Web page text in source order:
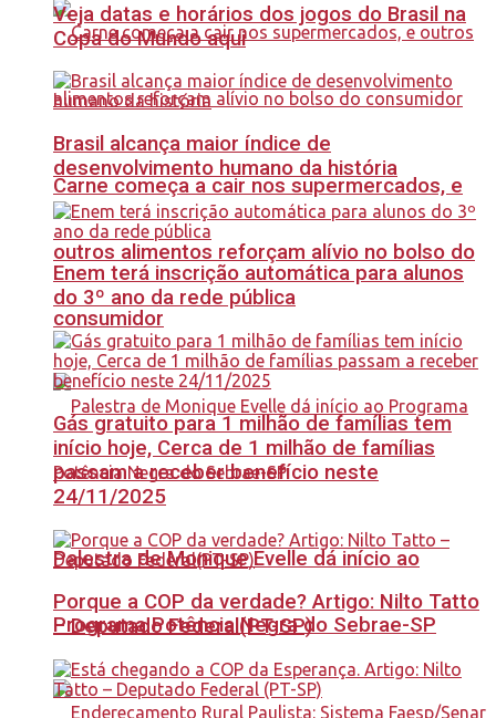
Carne começa a cair nos supermercados, e
outros alimentos reforçam alívio no bolso do
consumidor
Palestra de Monique Evelle dá início ao
Programa Potência Negra do Sebrae-SP
Veja datas e horários dos jogos do Brasil na
Copa do Mundo aqui
Brasil alcança maior índice de
desenvolvimento humano da história
Enem terá inscrição automática para alunos
do 3º ano da rede pública
Gás gratuito para 1 milhão de famílias tem
início hoje, Cerca de 1 milhão de famílias
passam a receber benefício neste
24/11/2025
Porque a COP da verdade? Artigo: Nilto Tatto
– Deputado Federal(PT-SP)